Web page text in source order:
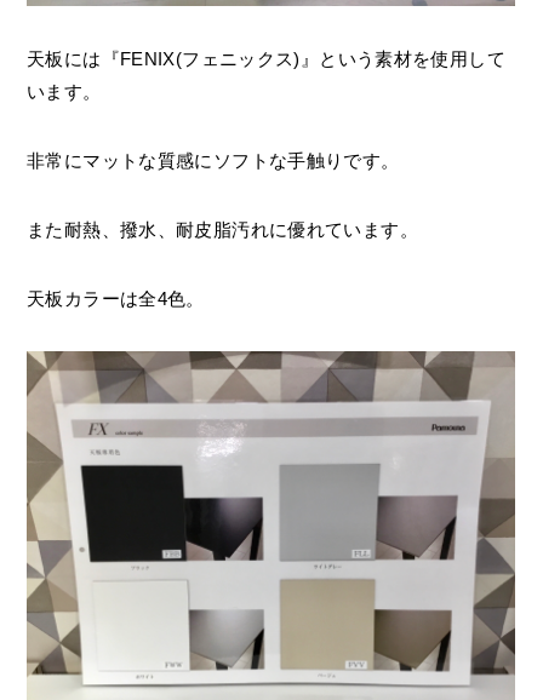
天板には『FENIX(フェニックス)』という素材を使用して
います。
非常にマットな質感にソフトな手触りです。
また耐熱、撥水、耐皮脂汚れに優れています。
天板カラーは全4色。